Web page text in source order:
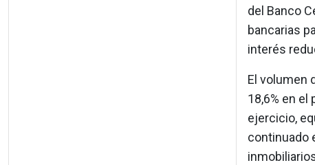
del Banco
bancarias
interés
El volumen
18,6% en
ejercicio,
continuado